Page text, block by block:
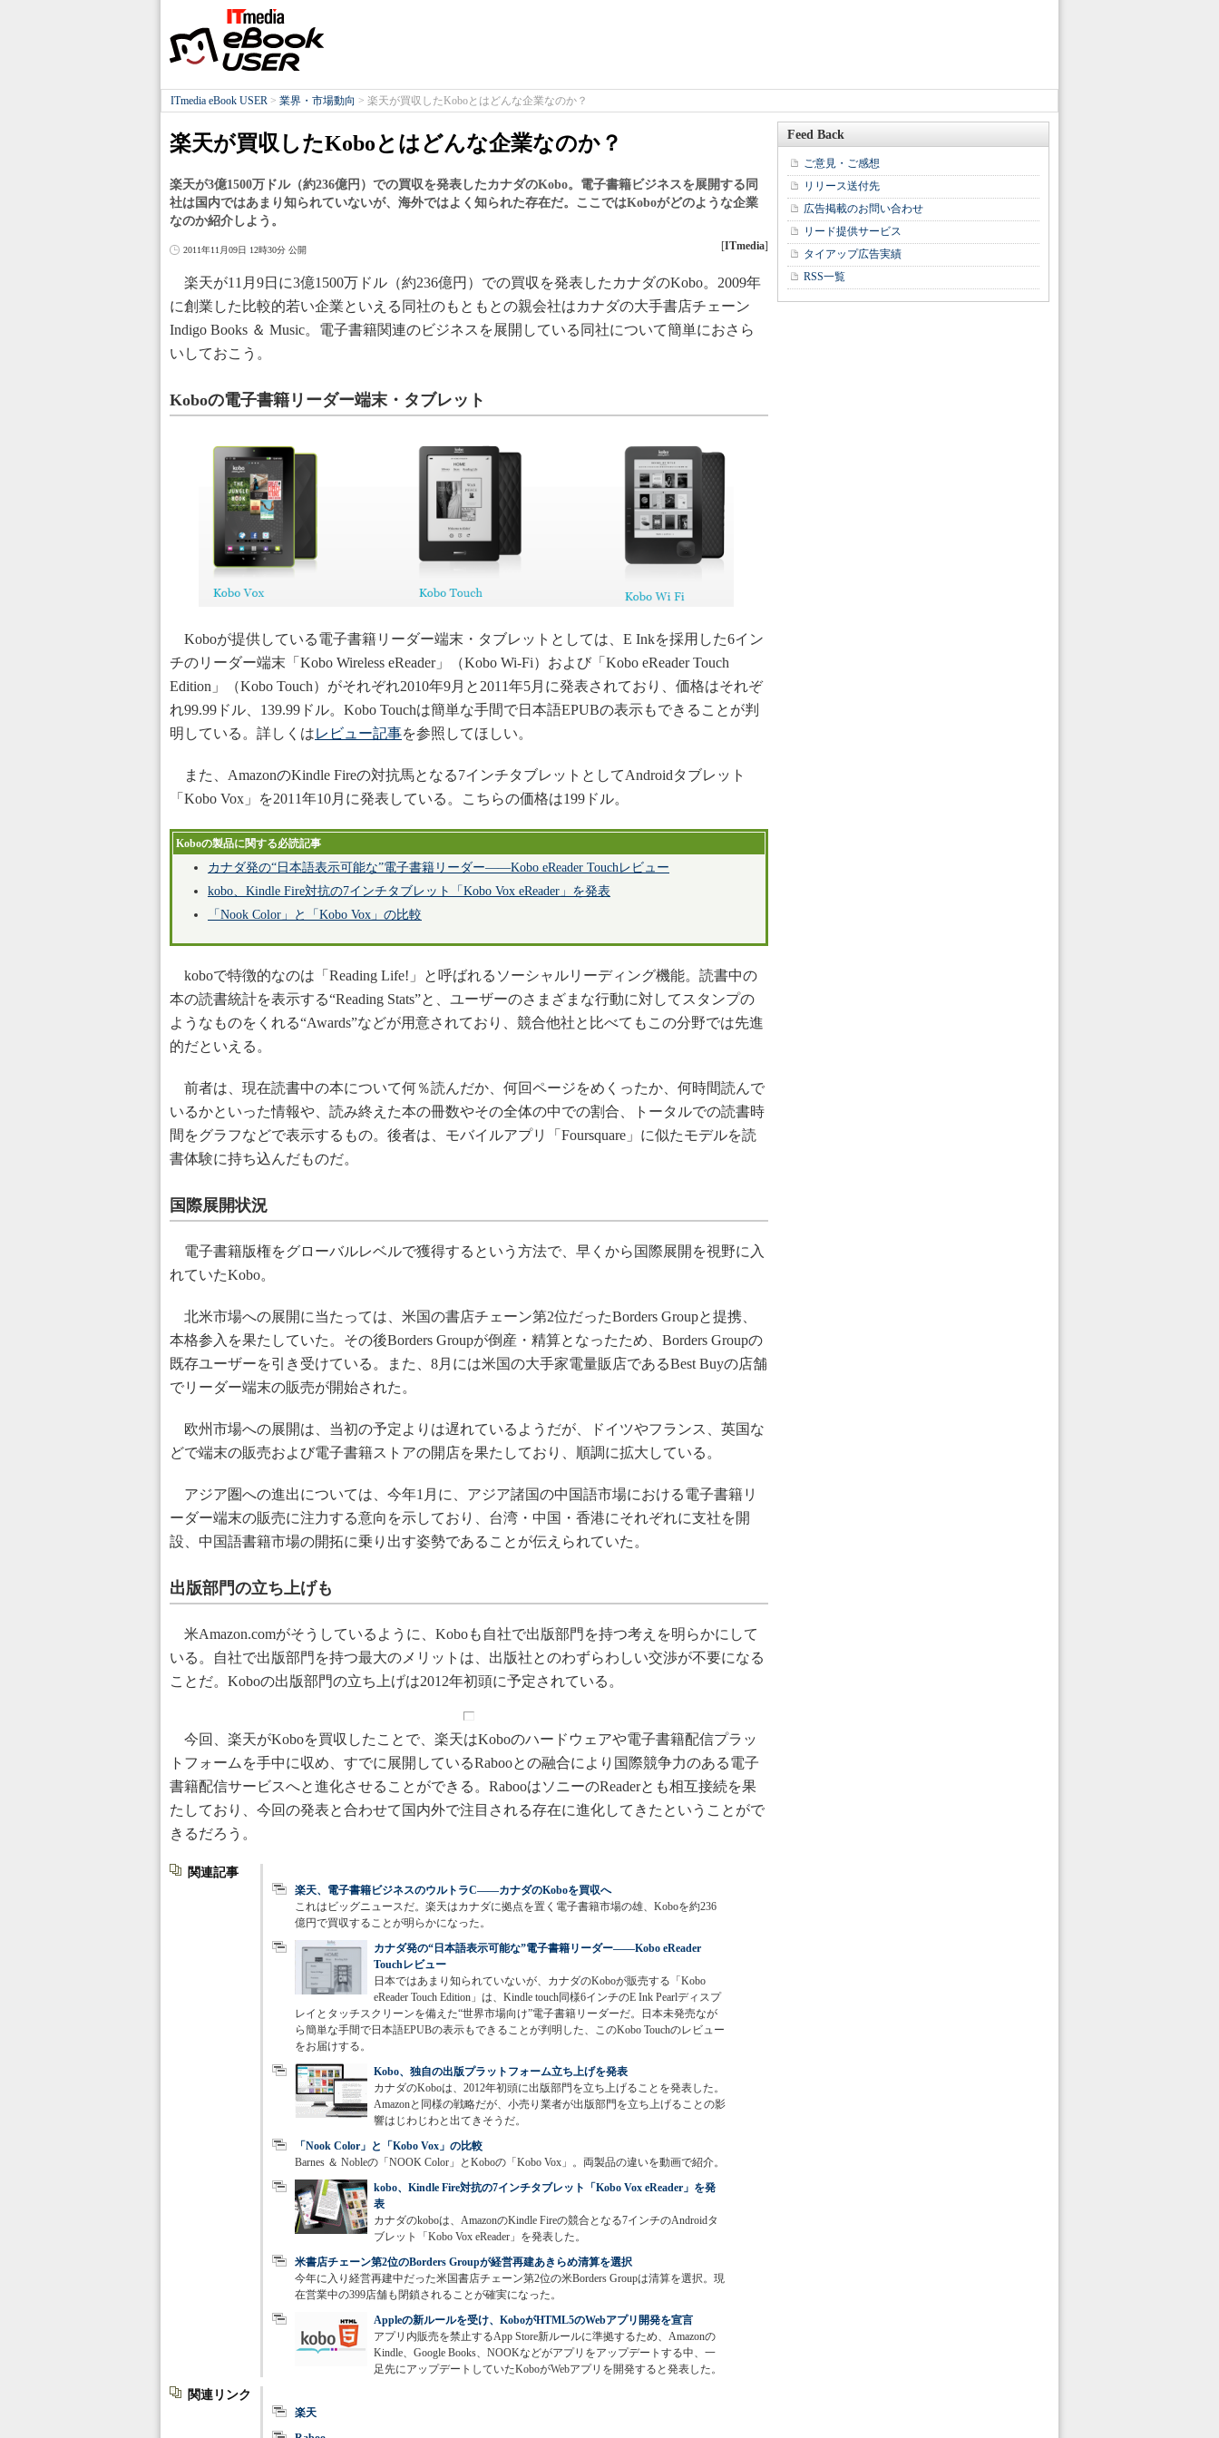
ITmedia eBook USER > 業界・市場動向 > 楽天が買収したKoboとはどんな企業なのか？
楽天が買収したKoboとはどんな企業なのか？
楽天が3億1500万ドル（約236億円）での買収を発表したカナダのKobo。電子書籍ビジネスを展開する同
社は国内ではあまり知られていないが、海外ではよく知られた存在だ。ここではKoboがどのような企業
なのか紹介しよう。
2011年11月09日 12時30分 公開 [ITmedia]
楽天が11月9日に3億1500万ドル（約236億円）での買収を発表したカナダのKobo。2009年
に創業した比較的若い企業といえる同社のもともとの親会社はカナダの大手書店チェーン
Indigo Books ＆ Music。電子書籍関連のビジネスを展開している同社について簡単におさら
いしておこう。
Koboの電子書籍リーダー端末・タブレット
Koboが提供している電子書籍リーダー端末・タブレットとしては、E Inkを採用した6イン
チのリーダー端末「Kobo Wireless eReader」（Kobo Wi-Fi）および「Kobo eReader Touch
Edition」（Kobo Touch）がそれぞれ2010年9月と2011年5月に発表されており、価格はそれぞ
れ99.99ドル、139.99ドル。Kobo Touchは簡単な手間で日本語EPUBの表示もできることが判
明している。詳しくはレビュー記事を参照してほしい。
また、AmazonのKindle Fireの対抗馬となる7インチタブレットとしてAndroidタブレット
「Kobo Vox」を2011年10月に発表している。こちらの価格は199ドル。
Koboの製品に関する必読記事
カナダ発の“日本語表示可能な”電子書籍リーダー――Kobo eReader Touchレビュー
kobo、Kindle Fire対抗の7インチタブレット「Kobo Vox eReader」を発表
「Nook Color」と「Kobo Vox」の比較
koboで特徴的なのは「Reading Life!」と呼ばれるソーシャルリーディング機能。読書中の
本の読書統計を表示する“Reading Stats”と、ユーザーのさまざまな行動に対してスタンプの
ようなものをくれる“Awards”などが用意されており、競合他社と比べてもこの分野では先進
的だといえる。
前者は、現在読書中の本について何％読んだか、何回ページをめくったか、何時間読んで
いるかといった情報や、読み終えた本の冊数やその全体の中での割合、トータルでの読書時
間をグラフなどで表示するもの。後者は、モバイルアプリ「Foursquare」に似たモデルを読
書体験に持ち込んだものだ。
国際展開状況
電子書籍版権をグローバルレベルで獲得するという方法で、早くから国際展開を視野に入
れていたKobo。
北米市場への展開に当たっては、米国の書店チェーン第2位だったBorders Groupと提携、
本格参入を果たしていた。その後Borders Groupが倒産・精算となったため、Borders Groupの
既存ユーザーを引き受けている。また、8月には米国の大手家電量販店であるBest Buyの店舗
でリーダー端末の販売が開始された。
欧州市場への展開は、当初の予定よりは遅れているようだが、ドイツやフランス、英国な
どで端末の販売および電子書籍ストアの開店を果たしており、順調に拡大している。
アジア圏への進出については、今年1月に、アジア諸国の中国語市場における電子書籍リ
ーダー端末の販売に注力する意向を示しており、台湾・中国・香港にそれぞれに支社を開
設、中国語書籍市場の開拓に乗り出す姿勢であることが伝えられていた。
出版部門の立ち上げも
米Amazon.comがそうしているように、Koboも自社で出版部門を持つ考えを明らかにして
いる。自社で出版部門を持つ最大のメリットは、出版社とのわずらわしい交渉が不要になる
ことだ。Koboの出版部門の立ち上げは2012年初頭に予定されている。
今回、楽天がKoboを買収したことで、楽天はKoboのハードウェアや電子書籍配信プラッ
トフォームを手中に収め、すでに展開しているRabooとの融合により国際競争力のある電子
書籍配信サービスへと進化させることができる。RabooはソニーのReaderとも相互接続を果
たしており、今回の発表と合わせて国内外で注目される存在に進化してきたということがで
きるだろう。
関連記事
楽天、電子書籍ビジネスのウルトラC――カナダのKoboを買収へ
これはビッグニュースだ。楽天はカナダに拠点を置く電子書籍市場の雄、Koboを約236
億円で買収することが明らかになった。
カナダ発の“日本語表示可能な”電子書籍リーダー――Kobo eReader
Touchレビュー
日本ではあまり知られていないが、カナダのKoboが販売する「Kobo
eReader Touch Edition」は、Kindle touch同様6インチのE Ink Pearlディスプ
レイとタッチスクリーンを備えた“世界市場向け”電子書籍リーダーだ。日本未発売なが
ら簡単な手間で日本語EPUBの表示もできることが判明した、このKobo Touchのレビュー
をお届けする。
Kobo、独自の出版プラットフォーム立ち上げを発表
カナダのKoboは、2012年初頭に出版部門を立ち上げることを発表した。
Amazonと同様の戦略だが、小売り業者が出版部門を立ち上げることの影
響はじわじわと出てきそうだ。
「Nook Color」と「Kobo Vox」の比較
Barnes ＆ Nobleの「NOOK Color」とKoboの「Kobo Vox」。両製品の違いを動画で紹介。
kobo、Kindle Fire対抗の7インチタブレット「Kobo Vox eReader」を発
表
カナダのkoboは、AmazonのKindle Fireの競合となる7インチのAndroidタ
ブレット「Kobo Vox eReader」を発表した。
米書店チェーン第2位のBorders Groupが経営再建あきらめ清算を選択
今年に入り経営再建中だった米国書店チェーン第2位の米Borders Groupは清算を選択。現
在営業中の399店舗も閉鎖されることが確実になった。
Appleの新ルールを受け、KoboがHTML5のWebアプリ開発を宣言
アプリ内販売を禁止するApp Store新ルールに準拠するため、Amazonの
Kindle、Google Books、NOOKなどがアプリをアップデートする中、一
足先にアップデートしていたKoboがWebアプリを開発すると発表した。
関連リンク
楽天
Feed Back
ご意見・ご感想
リリース送付先
広告掲載のお問い合わせ
リード提供サービス
タイアップ広告実績
RSS一覧